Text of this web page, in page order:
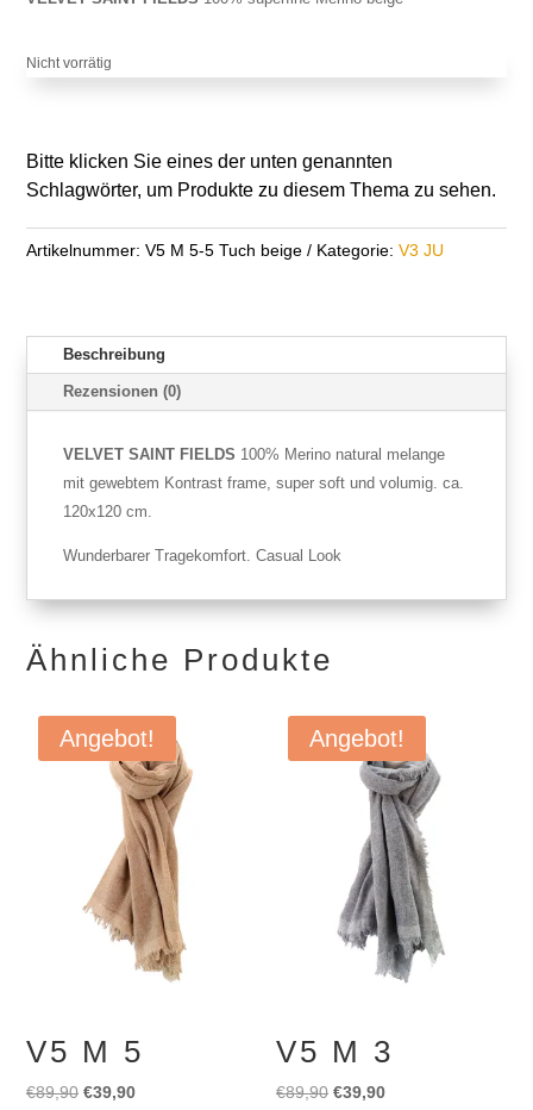
€39,90.
Nicht vorrätig
Bitte klicken Sie eines der unten genannten
Schlagwörter, um Produkte zu diesem Thema zu sehen.
Artikelnummer: V5 M 5-5 Tuch beige Kategorie: V3 JU
Beschreibung
Rezensionen (0)
VELVET SAINT FIELDS 100% Merino natural melange
mit gewebtem Kontrast frame, super soft und volumig. ca.
120x120 cm.
Wunderbarer Tragekomfort. Casual Look
Ähnliche Produkte
Angebot!
V5 M 5
€89,90 Ursprünglicher
€39,90Aktueller
Angebot!
V5 M 3
€89,90 Ursprünglicher
€39,90Aktueller